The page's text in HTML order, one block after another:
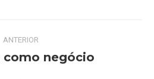
ANTERIOR
Post
como negócio